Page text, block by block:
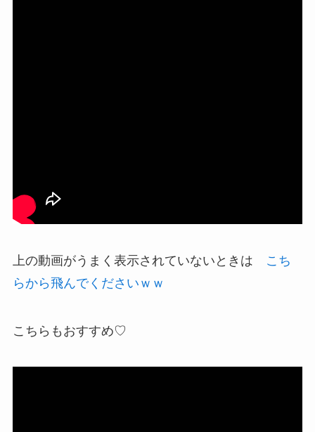
上の動画がうまく表示されていないときは
こち
らから飛んでくださいｗｗ
こちらもおすすめ♡